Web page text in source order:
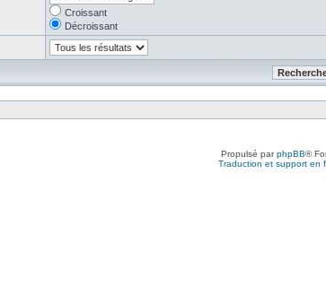
Croissant
Décroissant
Propulsé parphpBB®
Traduction et support en